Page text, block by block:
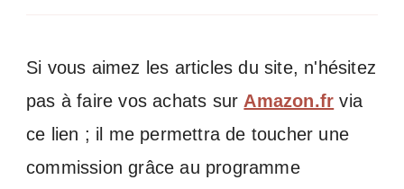
Si vous aimez les articles du site, n'hésitez
pas à faire vos achats sur Amazon.fr via
ce lien ; il me permettra de toucher une
commission grâce au programme